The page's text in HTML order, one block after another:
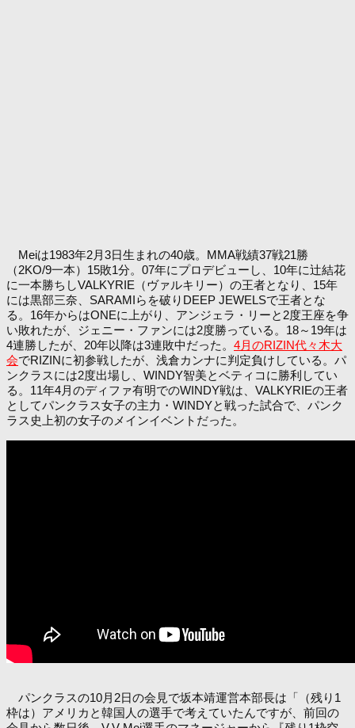
Meiは1983年2月3日生まれの40歳。MMA戦績37戦21勝
（2KO/9一本）15敗1分。07年にプロデビューし、10年に辻結花
に一本勝ちしVALKYRIE（ヴァルキリー）の王者となり、15年
には黒部三奈、SARAMIらを破りDEEP JEWELSで王者とな
る。16年からはONEに上がり、アンジェラ・リーと2度王座を争
い敗れたが、ジェニー・ファンには2度勝っている。18～19年は
4連勝したが、20年以降は3連敗中だった。 4月のRIZIN代々木大
会でRIZINに初参戦したが、浅倉カンナに判定負けしている。パ
ンクラスには2度出場し、WINDY智美とベティコに勝利してい
る。11年4月のディファ有明でのWINDY戦は、VALKYRIEの王者
としてパンクラス女子の主力・WINDYと戦った試合で、パンク
ラス史上初の女子のメインイベントだった。
パンクラスの10月2日の会見で坂本靖運営本部長は「（残り1
枠は）アメリカと韓国人の選手で考えていたんですが、前回の